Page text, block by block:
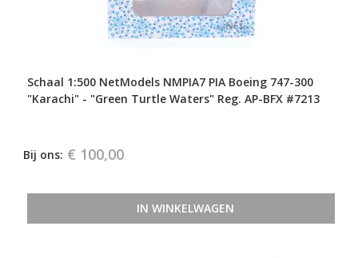
Schaal 1:500 NetModels NMPIA7 PIA Boeing 747-300
"Karachi" - "Green Turtle Waters" Reg. AP-BFX #7213
Bij ons: € 100,00
IN WINKELWAGEN